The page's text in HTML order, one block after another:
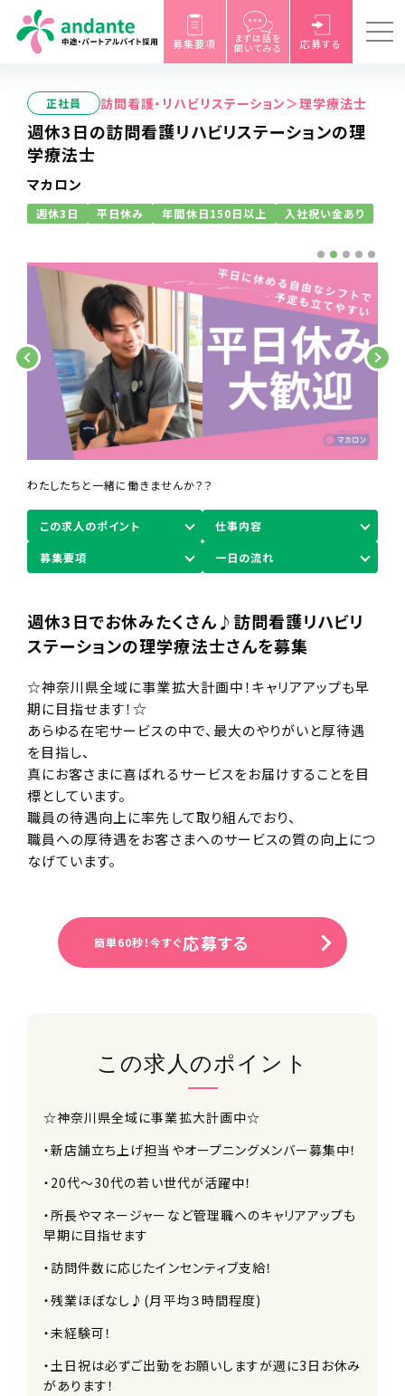
募集要項 まずは話を
聞いてみる 応募する
正社員 訪問看護・リハビリステーション＞理学療法士
週休3日の訪問看護リハビリステーションの理
学療法士
マカロン
週休3日 平日休み 年間休日150日以上 入社祝い金あり
わたしたちと一緒に働きませんか？？
この求人のポイント 仕事内容
募集要項 一日の流れ
週休3日でお休みたくさん♪訪問看護リハビリ
ステーションの理学療法士さんを募集
☆神奈川県全域に事業拡大計画中！キャリアアップも早
期に目指せます！☆
あらゆる在宅サービスの中で、最大のやりがいと厚待遇
を目指し、
真にお客さまに喜ばれるサービスをお届けすることを目
標としています。
職員の待遇向上に率先して取り組んでおり、
職員への厚待遇をお客さまへのサービスの質の向上につ
なげています。
簡単60秒！今すぐ応募する
この求人のポイント
☆神奈川県全域に事業拡大計画中☆
・新店舗立ち上げ担当やオープニングメンバー募集中！
・20代～30代の若い世代が活躍中！
・所長やマネージャーなど管理職へのキャリアアップも
早期に目指せます
・訪問件数に応じたインセンティブ支給！
・残業ほぼなし♪(月平均３時間程度)
・未経験可！
・土日祝は必ずご出勤をお願いしますが週に3日お休み
があります！